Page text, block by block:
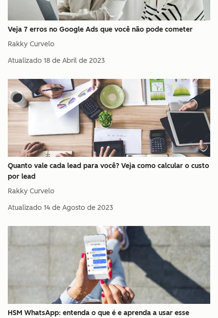
Veja 7 erros no Google Ads que você não pode cometer
Rakky Curvelo
Atualizado 18 de Abril de 2023
Quanto vale cada lead para você? Veja como calcular o custo
por lead
Rakky Curvelo
Atualizado 14 de Agosto de 2023
HSM WhatsApp: entenda o que é e aprenda a usar esse